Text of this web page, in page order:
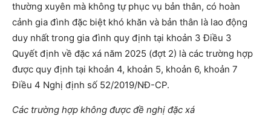
thường xuyên mà không tự phục vụ bản thân, có hoàn
cảnh gia đình đặc biệt khó khăn và bản thân là lao động
duy nhất trong gia đình quy định tại khoản 3 Điều 3
Quyết định về đặc xá năm 2025 (đợt 2) là các trường hợp
được quy định tại khoản 4, khoản 5, khoản 6, khoản 7
Điều 4 Nghị định số 52/2019/NĐ-CP.
Các trường hợp không được đề nghị đặc xá